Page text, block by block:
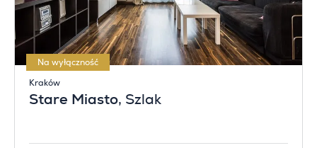
Na wyłączność
Kraków
Stare Miasto, Szlak